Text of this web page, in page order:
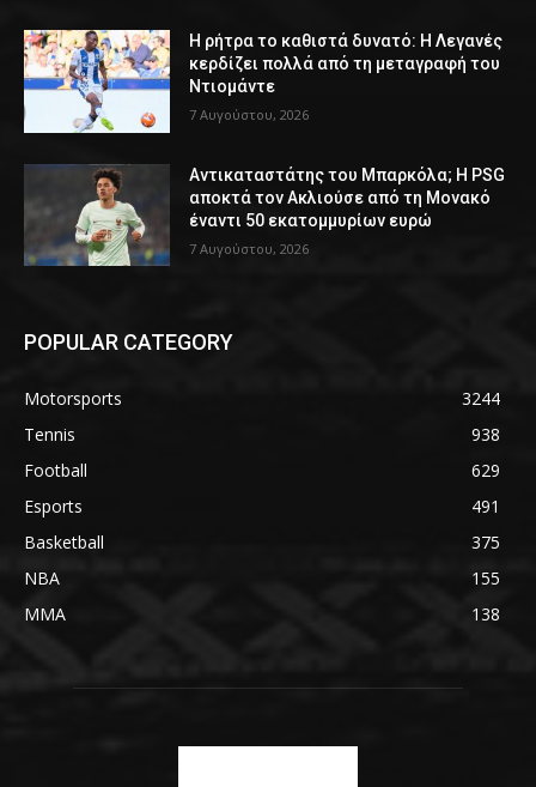
Η ρήτρα το καθιστά δυνατό: Η Λεγανές
κερδίζει πολλά από τη μεταγραφή του
Ντιομάντε
7 Αυγούστου, 2026
Αντικαταστάτης του Μπαρκόλα; Η PSG
αποκτά τον Ακλιούσε από τη Μονακό
έναντι 50 εκατομμυρίων ευρώ
7 Αυγούστου, 2026
POPULAR CATEGORY
Motorsports
3244
Tennis
938
Football
629
Esports
491
Basketball
375
NBA
155
MMA
138